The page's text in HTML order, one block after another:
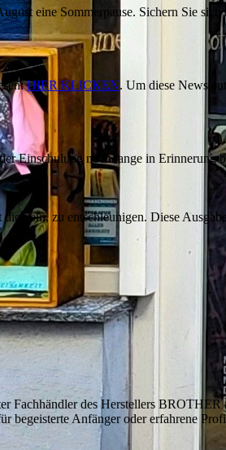
eine Sommerpause. Sichern Sie
HIER KLICKEN. Um diese News
Einschulung noch lange in
ein, zu entschleunigen. Diese
des Herstellers BROTHER
begeisterte Anfänger oder erfahrene